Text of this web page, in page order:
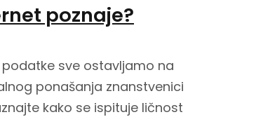
poznaje?
sve ostavljamo na
ponašanja znanstvenici
kako se ispituje ličnost